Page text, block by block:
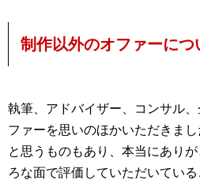
制作以外のオファーにつ
執筆、アドバイザー、コンサル
ファーを思いのほかいただきま
と思うものもあり、本当にあり
ろな面で評価していただいてい